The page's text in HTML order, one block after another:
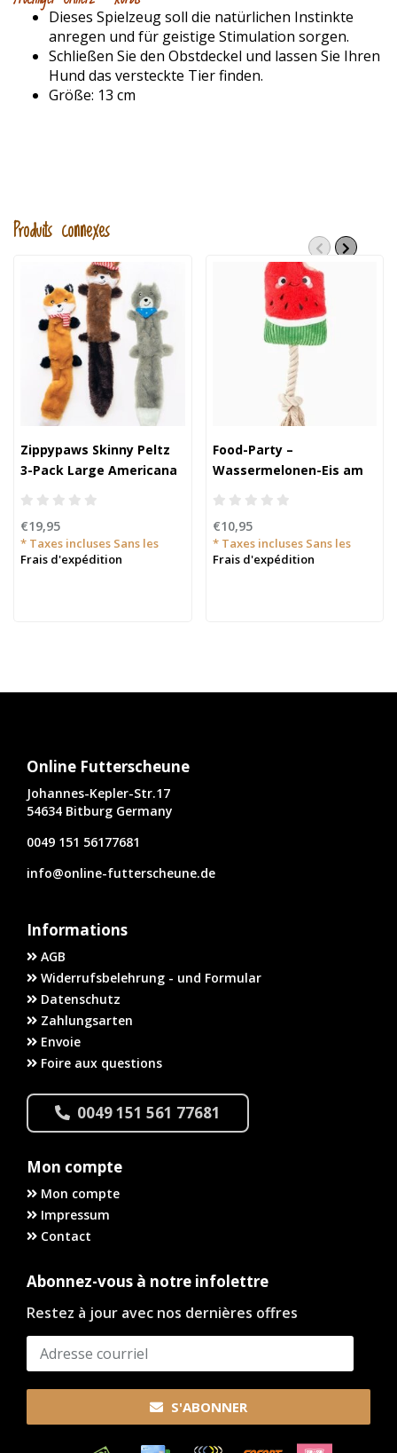
Dieses Spielzeug soll die natürlichen Instinkte
anregen und für geistige Stimulation sorgen.
Schließen Sie den Obstdeckel und lassen Sie Ihren
Hund das versteckte Tier finden.
Größe: 13 cm
Produits connexes
Zippypaws Skinny Peltz
3-Pack Large Americana
€19,95
* Taxes incluses Sans les
Frais d'expédition
Food-Party –
Wassermelonen-Eis am
Stiel
€10,95
* Taxes incluses Sans les
Frais d'expédition
Online Futterscheune
Johannes-Kepler-Str.17
54634 Bitburg Germany
0049 151 56177681
info@online-futterscheune.de
Informations
AGB
Widerrufsbelehrung - und Formular
Datenschutz
Zahlungsarten
Envoie
Foire aux questions
0049 151 561 77681
Mon compte
Mon compte
Impressum
Contact
Abonnez-vous à notre infolettre
Restez à jour avec nos dernières offres
S'ABONNER